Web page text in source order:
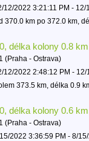
12/2022 3:21:11 PM - 12/
370.0 km po 372.0 km,
délka kolony 0.8
(Praha - Ostrava)
12/2022 2:48:12 PM -
373.5 km, délka 0.9
délka kolony 0.6
(Praha - Ostrava)
2022 3:36:59 PM - 8/